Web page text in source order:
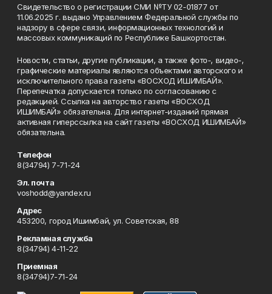
Свидетельство о регистрации СМИ №ТУ 02-01877 от
11.06.2025 г. выдано Управлением Федеральной службы по
надзору в сфере связи, информационных технологий и
массовых коммуникаций по Республике Башкортостан.
Новости, статьи, другие публикации, а также фото-, видео-,
графические материалы являются объектами авторского и
исключительного права газеты «ВОСХОД ИШИМБАЙ».
Перепечатка допускается только по согласованию с
редакцией. Ссылка на авторство газеты «ВОСХОД
ИШИМБАЙ» обязательна. Для интернет-изданий прямая
активная гиперссылка на сайт газеты «ВОСХОД ИШИМБАЙ»
обязательна.
Телефон
8(34794) 7-71-24
Эл. почта
voshodd@yandex.ru
Адрес
453200, город Ишимбай, ул. Советская, 88
Рекламная служба
8(34794) 4-11-22
Приемная
8(34794)7-71-24